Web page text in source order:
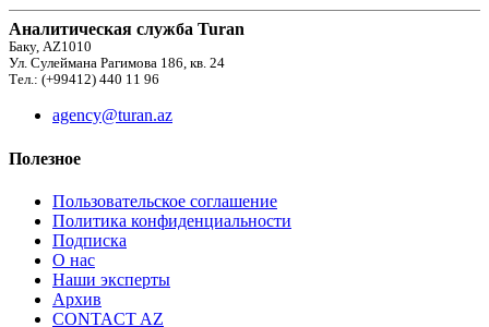
Аналитическая служба Turan
Баку, AZ1010
Ул. Сулеймана Рагимова 186, кв. 24
Тел.: (+99412) 440 11 96
agency@turan.az
Полезное
Пользовательское соглашение
Политика конфиденциальности
Подписка
О нас
Наши эксперты
Архив
CONTACT AZ